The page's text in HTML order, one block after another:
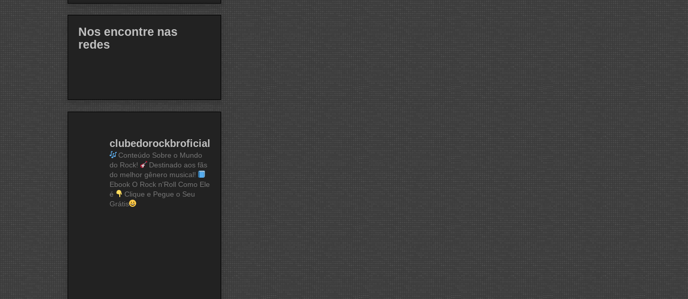
Nos encontre nas
redes
clubedorockbroficial
Conteúdo Sobre o Mundo
do Rock!
Destinado aos fãs
do melhor gênero musical!
Ebook O Rock n'Roll Como Ele
é
Clique e Pegue o Seu
Grátis